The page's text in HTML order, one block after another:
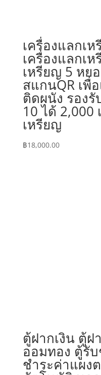
เครื่องแลกเ
เครื่องแลกเ
เหรียญ 5 หย
สแกนQR เพื่
ติดผนัง รอง
10 ได้ 2,000
เหรียญ
฿18,000.00
ตู้ฝากเงิน ตู้
ออมทอง ตู้รั
ชำระค่าแผง